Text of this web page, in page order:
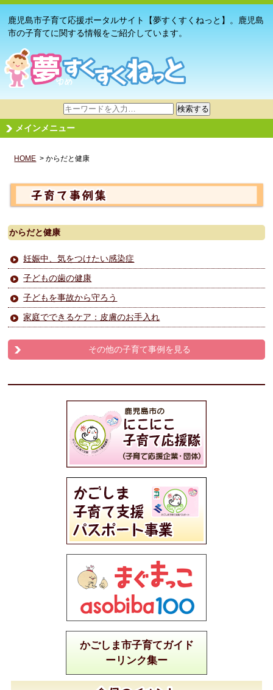
鹿児島市子育て応援ポータルサイト【夢すくすくねっと】。鹿児島
市の子育てに関する情報をご紹介しています。
サ
イ
ト
検
検索する
メインメニュー
HOME > からだと健康
からだと健康
妊娠中、気をつけたい感染症
子どもの歯の健康
子どもを事故から守ろう
家庭でできるケア：皮膚のお手入れ
その他の子育て事例を見る
かごしま市子育てガイド
ーリンク集ー